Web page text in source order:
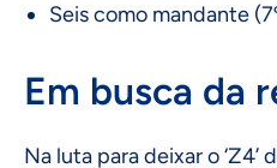
Seis como mandante
Em busca da
Na luta para deixar o ‘Z4’